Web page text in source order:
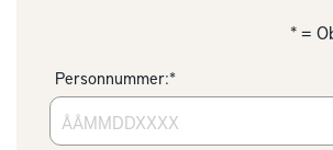
* =
Personnummer:*